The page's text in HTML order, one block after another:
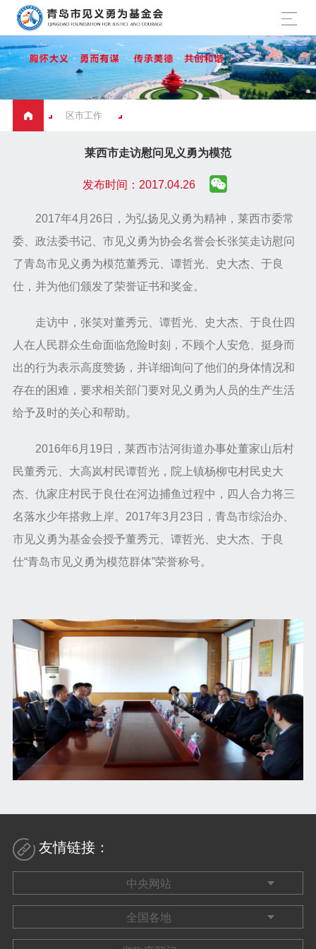
区市工作
莱西市走访慰问见义勇为模范
发布时间：2017.04.26
2017年4月26日，为弘扬见义勇为精神，莱西市委常
委、政法委书记、市见义勇为协会名誉会长张笑走访慰问
了青岛市见义勇为模范董秀元、谭哲光、史大杰、于良
仕，并为他们颁发了荣誉证书和奖金。
走访中，张笑对董秀元、谭哲光、史大杰、于良仕四
人在人民群众生命面临危险时刻，不顾个人安危、挺身而
出的行为表示高度赞扬，并详细询问了他们的身体情况和
存在的困难，要求相关部门要对见义勇为人员的生产生活
给予及时的关心和帮助。
2016年6月19日，莱西市沽河街道办事处董家山后村
民董秀元、大高岚村民谭哲光，院上镇杨柳屯村民史大
杰、仇家庄村民于良仕在河边捕鱼过程中，四人合力将三
名落水少年搭救上岸。2017年3月23日，青岛市综治办、
市见义勇为基金会授予董秀元、谭哲光、史大杰、于良
仕“青岛市见义勇为模范群体”荣誉称号。
友情链接：